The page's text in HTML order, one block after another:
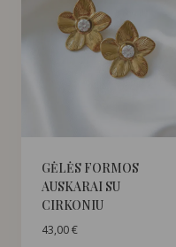
GĖLĖS FORMOS
AUSKARAI SU
CIRKONIU
43,00€